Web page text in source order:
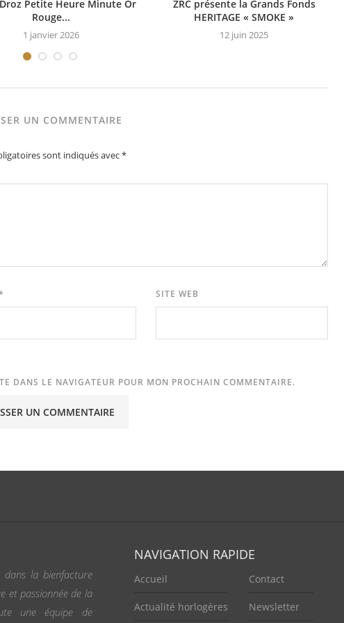
Petite Heure Minute Or
Rouge...
1 janvier 2026
ZRC présente la Grands Fonds
HERITAGE « SMOKE »
12 juin 2025
UN COMMENTAIRE
sont indiqués avec*
SITE WEB
DANS LE NAVIGATEUR POUR MON PROCHAIN COMMENTAIRE.
dans la bienfacture
et passionnée de la
une équipe de
NAVIGATION RAPIDE
Accueil
Actualité horlogères
Contact
Newsletter